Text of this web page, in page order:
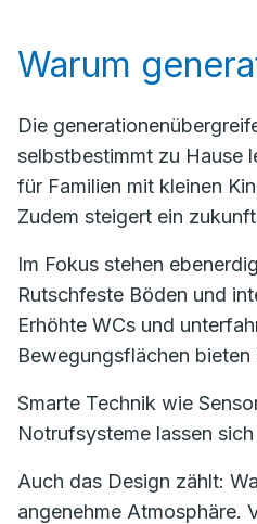
Warum
Die
selbstbestimmt zu Hause
für Familien mit kleinen
Zudem steigert ein
Im Fokus stehen
Rutschfeste Böden und
Erhöhte WCs und
Bewegungsflächen
Smarte Technik wie
Notrufsysteme lassen
Auch das Design zählt:
angenehme Atmosphäre.